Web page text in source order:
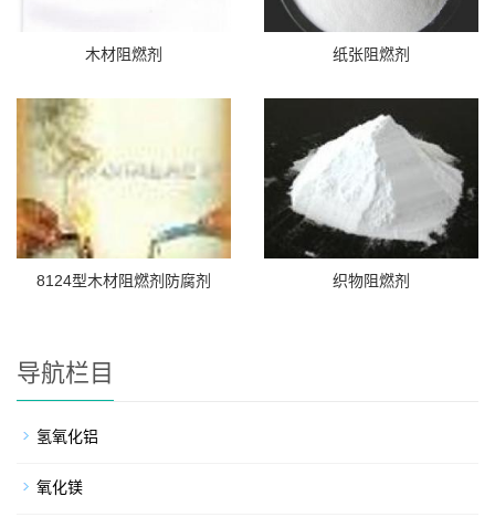
木材阻燃剂 纸张阻燃剂
8124型木材阻燃剂防腐剂 织物阻燃剂
导航栏目
氢氧化铝
氧化镁